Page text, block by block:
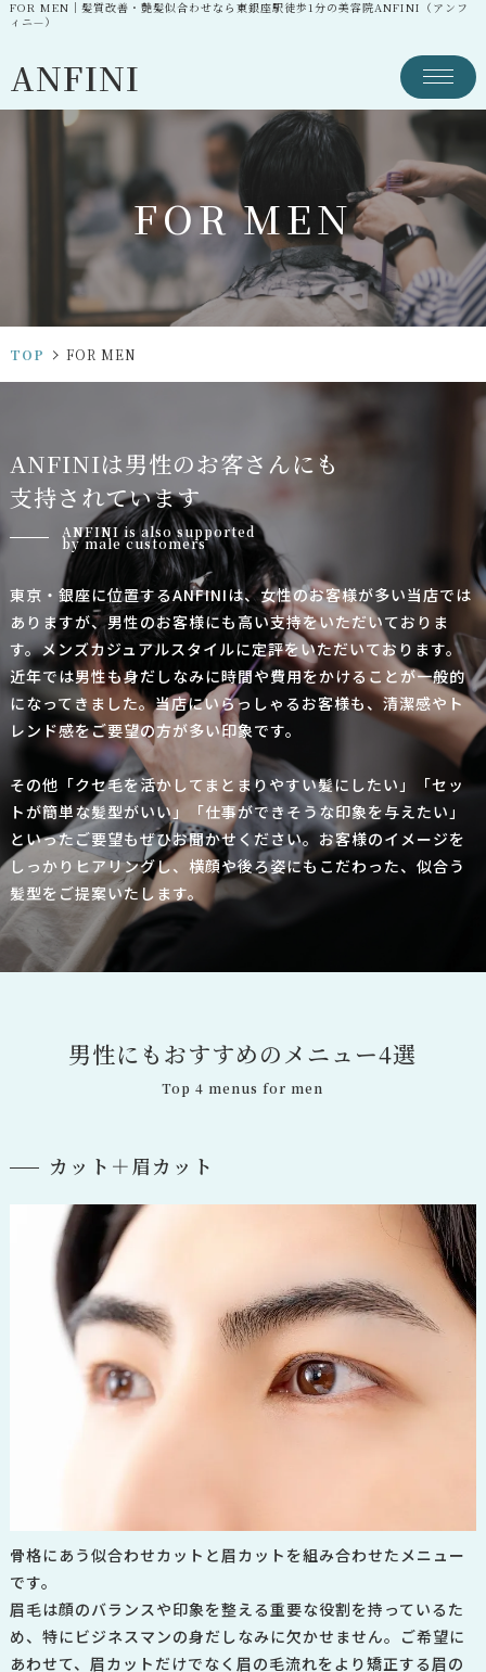
FOR MEN｜髪質改善・艶髪似合わせなら東銀座駅徒歩1分の美容院ANFINI（アンフ
ィニ—）
ANFINI
FORMEN
TOP FOR MEN
ANFINIは男性のお客さ んに も
支持さ れています
ANFINI is also supported
by male customers
東京・銀座に位置するANFINIは、女性のお客様が多い当店では
ありますが、男性のお客様にも高い支持をいただいておりま
す。メンズカジュアルスタイルに定評をいただいております。
近年では男性も身だしなみに時間や費用をかけることが一般的
になってきました。当店にいらっしゃるお客様も、清潔感やト
レンド感をご要望の方が多い印象です。
その他「クセ毛を活かしてまとまりやすい髪にしたい」「セッ
トが簡単な髪型がいい」「仕事ができそうな印象を与えたい」
といったご要望もぜひお聞かせください。 お客様のイメージを
しっかりヒアリングし、横顔や後ろ姿にもこだわった、似合う
髪型をご提案いたします。
男性に も おすすめのメ ニュ ー4選
Top 4 menus for men
カット＋眉カット
骨格にあう似合わせカットと眉カットを組み合わせたメニュー
です。
眉毛は顔のバランスや印象を整える重要な役割を持っているた
め、特にビジネスマンの身だしなみに欠かせません。 ご希望に
あわせて、眉カットだけでなく眉の毛流れをより矯正する眉の